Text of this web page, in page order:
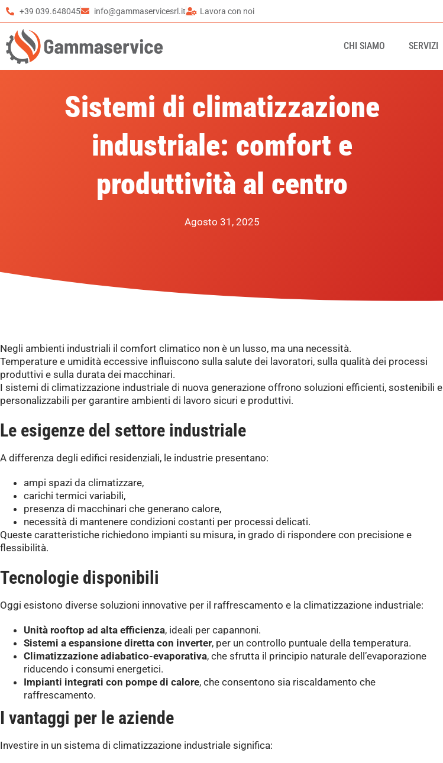
+39 039.648045 info@gammaservicesrl.it Lavora con noi
CHI SIAMO SERVIZI
Sistemi di climatizzazione
industriale: comfort e
produttività al centro
Agosto 31, 2025
Negli ambienti industriali il comfort climatico non è un lusso, ma una necessità.
Temperature e umidità eccessive influiscono sulla salute dei lavoratori, sulla qualità dei processi
produttivi e sulla durata dei macchinari.
I sistemi di climatizzazione industriale di nuova generazione offrono soluzioni efficienti, sostenibili e
personalizzabili per garantire ambienti di lavoro sicuri e produttivi.
Le esigenze del settore industriale
A differenza degli edifici residenziali, le industrie presentano:
ampi spazi da climatizzare,
carichi termici variabili,
presenza di macchinari che generano calore,
necessità di mantenere condizioni costanti per processi delicati.
Queste caratteristiche richiedono impianti su misura, in grado di rispondere con precisione e
flessibilità.
Tecnologie disponibili
Oggi esistono diverse soluzioni innovative per il raffrescamento e la climatizzazione industriale:
Unità rooftop ad alta efficienza, ideali per capannoni.
Sistemi a espansione diretta con inverter, per un controllo puntuale della temperatura.
Climatizzazione adiabatico-evaporativa, che sfrutta il principio naturale dell’evaporazione
riducendo i consumi energetici.
Impianti integrati con pompe di calore, che consentono sia riscaldamento che
raffrescamento.
I vantaggi per le aziende
Investire in un sistema di climatizzazione industriale significa: